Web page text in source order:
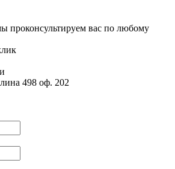
проконсультируем вас по любому
498 оф. 202